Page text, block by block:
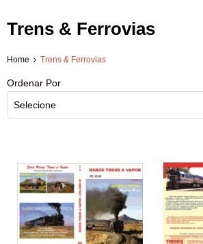
Trens & Ferrovias
Home Trens & Ferrovias
Ordenar Por
Selecione